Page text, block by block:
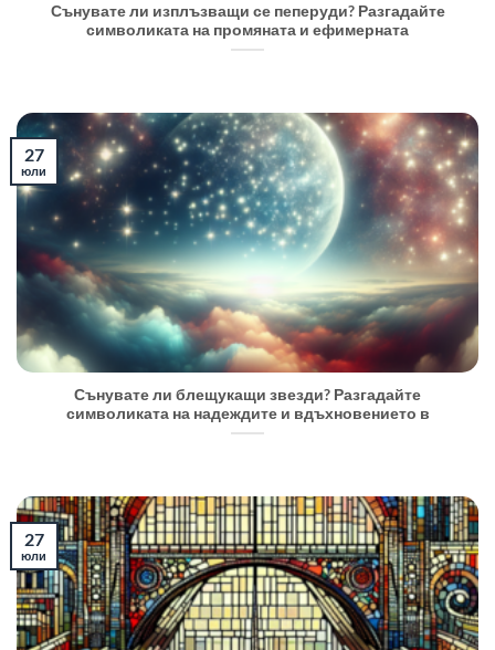
Сънувате ли изплъзващи се пеперуди? Разгадайте
символиката на промяната и ефимерната
Сънувате ли блещукащи звезди? Разгадайте
символиката на надеждите и вдъхновението в
27
юли
27
юли